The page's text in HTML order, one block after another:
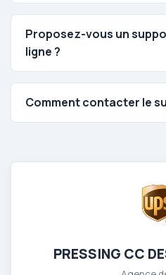
Proposez-vous un
ligne ?
Comment contacter le
PRESSING CC